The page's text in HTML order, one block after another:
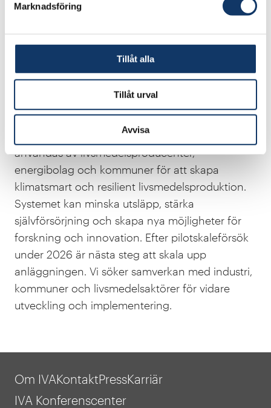
Marknadsföring
Tillåt alla
Tillåt urval
Avvisa
Importerad fisk och räkor medför höga
klimatutsläpp och ökar sårbarheten i
cirkulärt system för lokal produktion i Umeå, där
multitrofisk odling kombineras med återvinning
av biologiska restströmmar och överskottsvärme
från Dåva kraftvärmeverk. Lösningen kan
användas av livsmedelsproducenter,
energibolag och kommuner för att skapa
klimatsmart och resilient livsmedelsproduktion.
Systemet kan minska utsläpp, stärka
självförsörjning och skapa nya möjligheter för
forskning och innovation. Efter pilotskaleförsök
under 2026 är nästa steg att skala upp
anläggningen. Vi söker samverkan med industri,
kommuner och livsmedelsaktörer för vidare
utveckling och implementering.
Om IVAKontaktPressKarriär
IVA Konferenscenter